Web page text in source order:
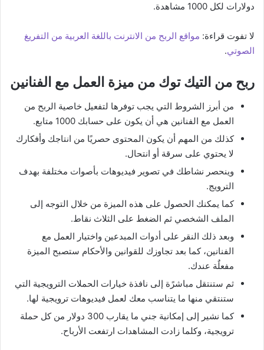
دولارات لكل 1000 مشاهدة.
لا تفوت قراءة: مواقع الربح من الانترنت باللغة العربية من التفريغ
الصوتي.
ربح من التيك توك من ميزة العمل مع الفنانين
من أبرز الشروط التي يجب توفرها لتفعيل خاصية الربح من
العمل مع الفنانين هي أن يكون على حسابك 1000 متابع.
كذلك من المهم أن يكون المحتوى حصريًا من انتاجك وأفكارك
لا يحتوي على سرقة أو انتحال.
وينحصر نشاطك في تصوير فيديوهات بأصوات مختلفة بهدف
الترويج.
كما يمكنك الحصول على هذه الميزة من خلال التوجه إلى
الملف الشخصي ثم الضغط على الثلاث نقاط.
وبعد ذلك النقر على أدوات المبدعين واختيار العمل مع
الفنانين، كما بعد تجاوزك للقوانين والأحكام ستصبح الميزة
مفعلٌة عندك.
ثم ستنتقل مباشرًة إلى نافذة خيارات الحملات الترويجية التي
ستنتقي منها ما يتناسب معك لعمل فيديوهات ترويجية لها.
كما نشير إلى إمكانية جني ما يقارب 300 دولار من كل حملة
ترويجية، وكلما زادت المشاهدات ارتفعت الأرباح.